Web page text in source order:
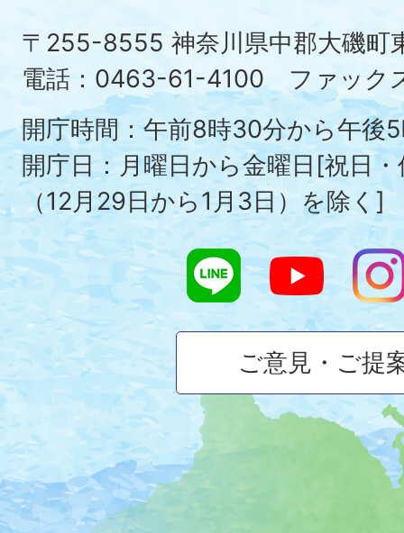
磯
町
の
位
町
〒255-8555 神奈川県中郡大磯
電話：0463-61-4100 ファック
開庁時間：午前8時30分から午後
開庁日：月曜日から金曜日[祝日
（12月29日から1月3日）を除く]
ご意見・ご提